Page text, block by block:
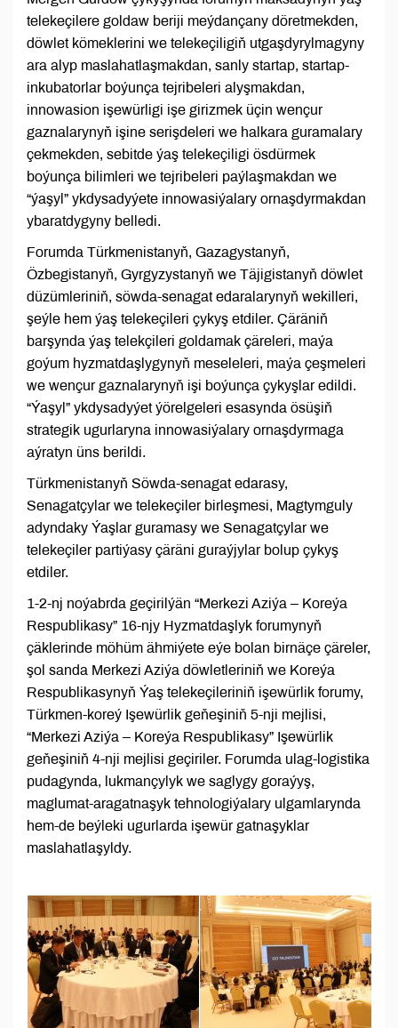
telekeçilere goldaw beriji meýdançany döretmekden,
döwlet kömeklerini we telekeçiligiň utgaşdyrylmagyny
ara alyp maslahatlaşmakdan, sanly startap, startap-
inkubatorlar boýunça tejribeleri alyşmakdan,
innowasion işewürligi işe girizmek üçin wençur
gaznalarynyň işine serişdeleri we halkara guramalary
çekmekden, sebitde ýaş telekeçiligi ösdürmek
boýunça bilimleri we tejribeleri paýlaşmakdan we
“ýaşyl” ykdysadyýete innowasiýalary ornaşdyrmakdan
ybaratdygyny belledi.
Forumda Türkmenistanyň, Gazagystanyň,
Özbegistanyň, Gyrgyzystanyň we Täjigistanyň döwlet
düzümleriniň, söwda-senagat edaralarynyň wekilleri,
şeýle hem ýaş telekeçileri çykyş etdiler. Çäräniň
barşynda ýaş telekçileri goldamak çäreleri, maýa
goýum hyzmatdaşlygynyň meseleleri, maýa çeşmeleri
we wençur gaznalarynyň işi boýunça çykyşlar edildi.
“Ýaşyl” ykdysadyýet ýörelgeleri esasynda ösüşiň
strategik ugurlaryna innowasiýalary ornaşdyrmaga
aýratyn üns berildi.
Türkmenistanyň Söwda-senagat edarasy,
Senagatçylar we telekeçiler birleşmesi, Magtymguly
adyndaky Ýaşlar guramasy we Senagatçylar we
telekeçiler partiýasy çäräni guraýjylar bolup çykyş
etdiler.
1-2-nj noýabrda geçirilýän “Merkezi Aziýa – Koreýa
Respublikasy” 16-njy Hyzmatdaşlyk forumynyň
çäklerinde möhüm ähmiýete eýe bolan birnäçe çäreler,
şol sanda Merkezi Aziýa döwletleriniň we Koreýa
Respublikasynyň Ýaş telekeçileriniň işewürlik forumy,
Türkmen-koreý Işewürlik geňeşiniň 5-nji mejlisi,
“Merkezi Aziýa – Koreýa Respublikasy” Işewürlik
geňeşiniň 4-nji mejlisi geçiriler. Forumda ulag-logistika
pudagynda, lukmançylyk we saglygy goraýyş,
maglumat-aragatnaşyk tehnologiýalary ulgamlarynda
hem-de beýleki ugurlarda işewür gatnaşyklar
maslahatlaşyldy.